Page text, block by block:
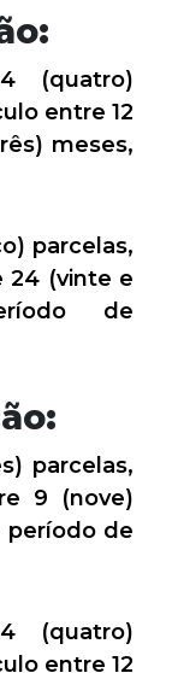
(quatro)
entre 12
meses,
parcelas,
24 (vinte e
de
parcelas,
9 (nove)
período de
(quatro)
entre 12